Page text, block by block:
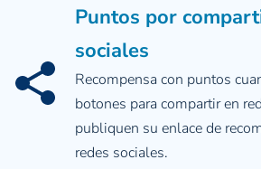
Puntos por
sociales
Recompensa con puntos
botones para compartir en
publiquen su enlace de
redes sociales.